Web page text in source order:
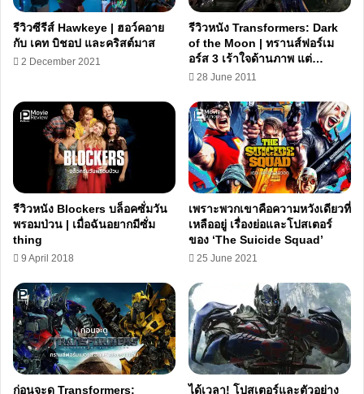
รีวิวซีรีส์ Hawkeye | ฮอว์คอาย
กับ เคท บิชอป และคริสต์มาส
2 December 2021
รีวิวหนัง Transformers: Dark
of the Moon | ทรานส์ฟอร์เม
อร์ส 3 เร้าใจด้านภาพ แต่…
28 June 2011
รีวิวหนัง Blockers บล็อคซั่มวัน
พรอมป่วน | เมื่อฉันอยากมีซั่ม
thing
9 April 2018
เพราะพวกเขาคือความหวังเดียวที่
เหลืออยู่ เรื่องย่อและโปสเตอร์
ของ ‘The Suicide Squad’
25 June 2021
ก่อนจะดู Transformers: ได้เวลา! โปสเตอร์และตัวอย่าง